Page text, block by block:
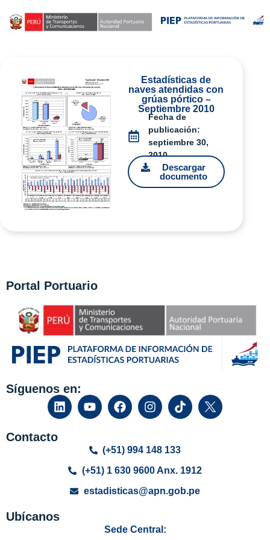
Estadísticas de
naves atendidas con
grúas pórtico –
Septiembre 2010
Fecha de
publicación:
septiembre 30,
2010
Descargar
documento
Portal Portuario
Síguenos en:
Contacto
(+51) 994 148 133
(+51) 1 630 9600 Anx. 1912
estadisticas@apn.gob.pe
Ubícanos
Sede Central: